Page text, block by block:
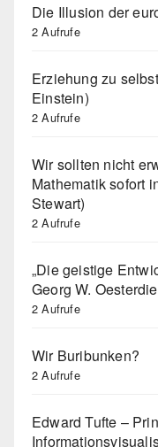
Die Illusion der
2 Aufrufe
Erziehung zu
Einstein)
2 Aufrufe
Wir sollten nicht
Mathematik sofort
Stewart)
2 Aufrufe
„Die geistige
Georg W.
2 Aufrufe
Wir Buribunken?
2 Aufrufe
Edward Tufte –